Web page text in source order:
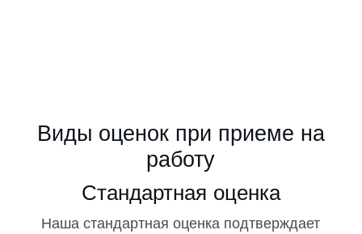
Виды оценок при приеме на
работу
Стандартная оценка
Наша стандартная оценка подтверждает